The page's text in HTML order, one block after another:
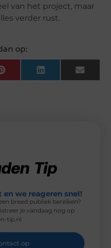
van het project, maar
verder rust.
op:
P
I
L
I
E
M
we reageren snel!
breed publiek bereiken?
je vandaag nog op
tip.nl
op